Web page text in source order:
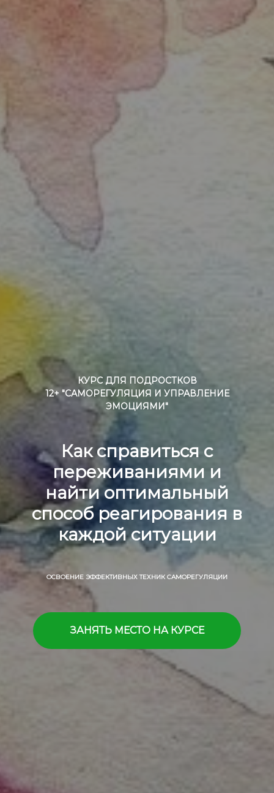
КУРС ДЛЯ ПОДРОСТКОВ
12+ "САМОРЕГУЛЯЦИЯ И УПРАВЛЕНИЕ
ЭМОЦИЯМИ"
Как справиться с
переживаниями и
найти оптимальный
способ реагирования в
каждой ситуации
ОСВОЕНИЕ ЭФФЕКТИВНЫХ ТЕХНИК САМОРЕГУЛЯЦИИ
ЗАНЯТЬ МЕСТО НА КУРСЕ